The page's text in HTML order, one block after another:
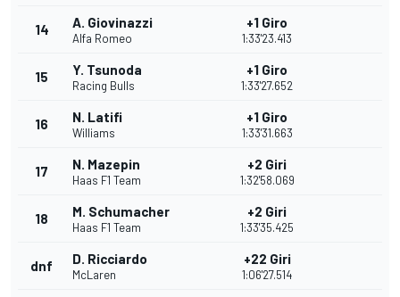
14 A. Giovinazzi
Alfa Romeo
+1 Giro
1:33'23.413
15 Y. Tsunoda
Racing Bulls
+1 Giro
1:33'27.652
16 N. Latifi
Williams
+1 Giro
1:33'31.663
17 N. Mazepin
Haas F1 Team
+2 Giri
1:32'58.069
18 M. Schumacher
Haas F1 Team
+2 Giri
1:33'35.425
dnf D. Ricciardo
McLaren
+22 Giri
1:06'27.514